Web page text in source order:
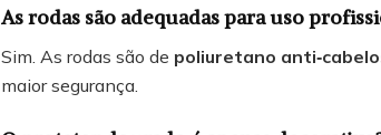
As rodas são adequadas para uso
Sim. As rodas são de poliuretano
maior segurança.